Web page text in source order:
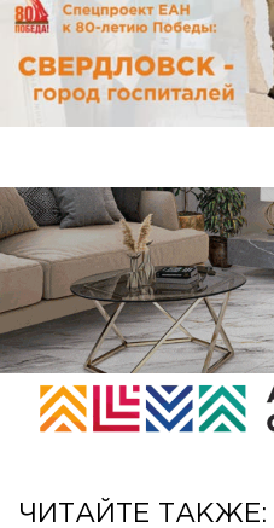
ЧИТАЙТЕ ТАКЖЕ: